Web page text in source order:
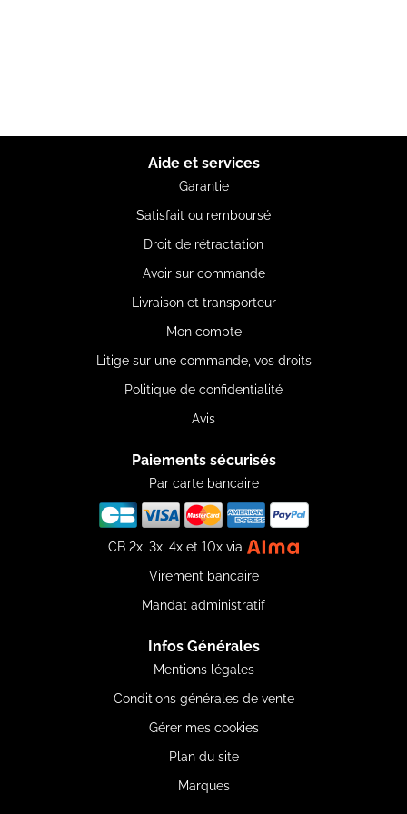
Aide et services
Garantie
Satisfait ou remboursé
Droit de rétractation
Avoir sur commande
Livraison et transporteur
Mon compte
Litige sur une commande, vos droits
Politique de confidentialité
Avis
Paiements sécurisés
Par carte bancaire
CB 2x, 3x, 4x et 10x via
Virement bancaire
Mandat administratif
Infos Générales
Mentions légales
Conditions générales de vente
Gérer mes cookies
Plan du site
Marques